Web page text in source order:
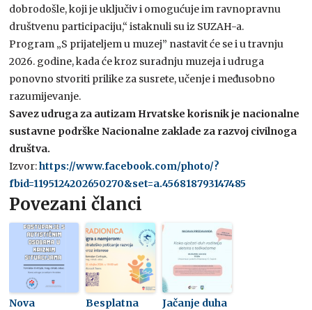
dobrodošle, koji je uključiv i omogućuje im ravnopravnu
društvenu participaciju,“ istaknuli su iz SUZAH-a.
Program „S prijateljem u muzej” nastavit će se i u travnju
2026. godine, kada će kroz suradnju muzeja i udruga
ponovno stvoriti prilike za susrete, učenje i međusobno
razumijevanje.
Savez udruga za autizam Hrvatske korisnik je nacionalne
sustavne podrške Nacionalne zaklade za razvoj civilnoga
društva.
Izvor:https://www.facebook.com/photo/?
fbid=1195124202650270&set=a.456818793147485
Povezani članci
Nova
Besplatna
Jačanje duha